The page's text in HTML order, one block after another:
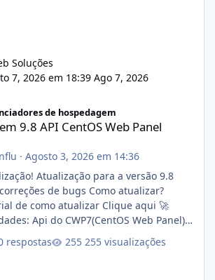
Soluções
7, 2026 em 18:39 Ago 7, 2026
Web Panel
de hospedagem
9.8 API CentOS Web Panel
· Agosto 3, 2026 em 14:36
para a versão 9.8
de bugs Como atualizar?
de como atualizar Clique aqui 🚀
Web Panel)
publico para consulta de sub.dominio
a usasr o isistem:
respostas 255 visualizações